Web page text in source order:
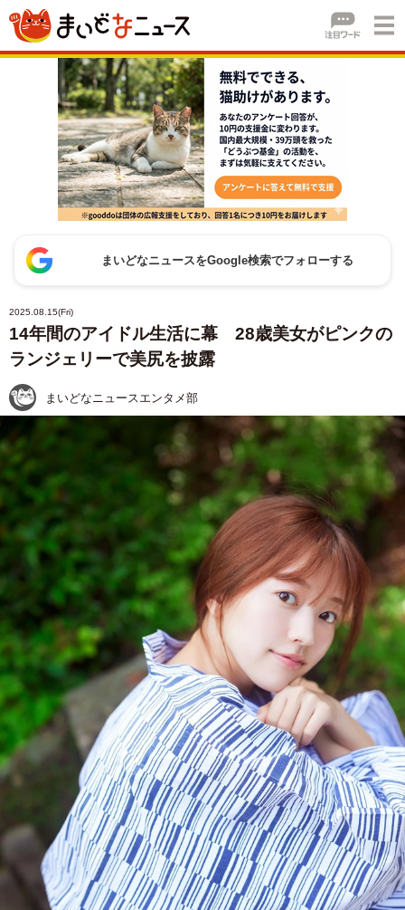
まいどなニュースをGoogle検索でフォローする
2025.08.15(Fri)
14年間のアイドル生活に幕 28歳美女がピンクの
ランジェリーで美尻を披露
まいどなニュースエンタメ部